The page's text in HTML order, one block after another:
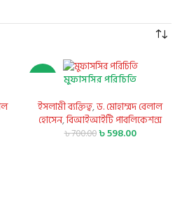
মুফাসসির পরিচিতি
ইসলামী ব্যক্তিত্ব,ড. মোহাম্মদ বেলাল
হোসেন,বিআইআইটি পাবলিকেশন্স
৳700.00৳598.00